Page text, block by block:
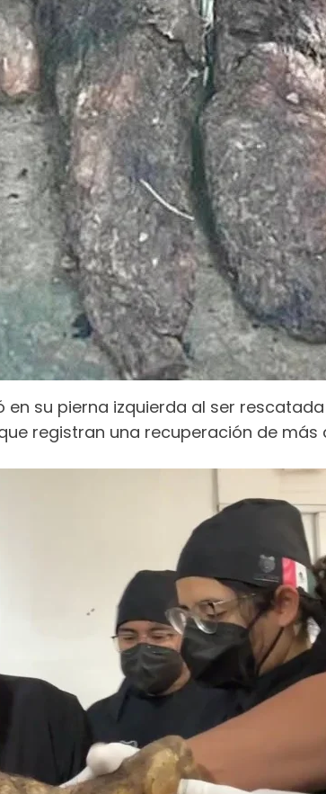
su pierna izquierda al ser
registran una recuperación de más